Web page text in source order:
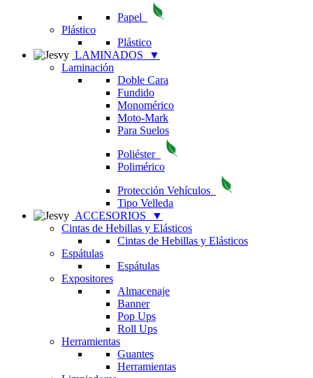
Papel
Plástico
Plástico
LAMINADOS
▼
Laminación
Doble Cara
Fundido
Monomérico
Moto-Mark
Para Suelos
Poliéster
Polimérico
Protección Vehículos
Tipo Velleda
ACCESORIOS
▼
Cintas de Hebillas y Elásticos
Cintas de Hebillas y Elásticos
Espátulas
Espátulas
Expositores
Almacenaje
Banner
Pop Ups
Roll Ups
Herramientas
Guantes
Herramientas